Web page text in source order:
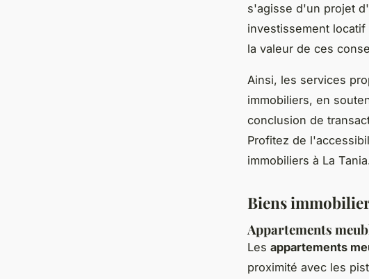
s'agisse d'un projet
investissement
la valeur de ces
Ainsi, les services
immobiliers, en
conclusion de
Profitez de
immobiliers à La
Biens
Appartements
Les appartements
proximité avec les